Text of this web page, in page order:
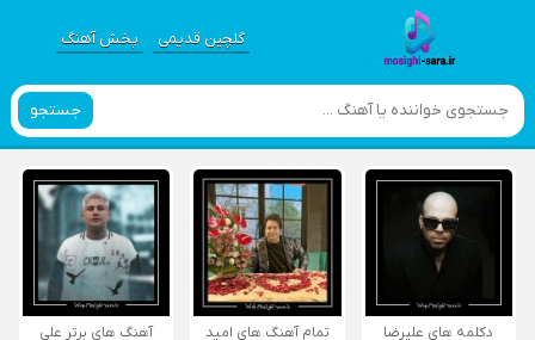
گلچین قدیمی پخش آهنگ
جستجو
دکلمه های علیرضا
تمام آهنگ های امید
آهنگ های برتر علی